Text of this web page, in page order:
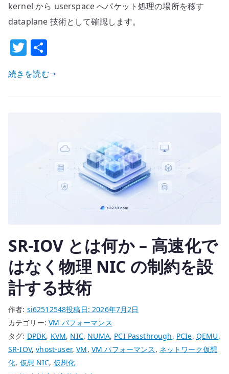
何
か
高
速
化
は
所
を
変
え
る
技
術
へ
の
kernel から userspace へパケット処理の場所を移す
dataplane 技術として確認します。
T
w
it
te
続きを読む
SR-IOV とは何か – 高速化で
はなく物理 NIC の制約を設
計する技術
作者: si62512548投稿日: 2026年7月2日
カテゴリー:VM パフォーマンス
タグ: DPDK, KVM, NIC, NUMA, PCI Passthrough, PCIe, QEMU,
SR-IOV,vhost-user,VM, VM パフォーマンス , ネットワーク仮想
化, 仮想 NIC, 仮想化